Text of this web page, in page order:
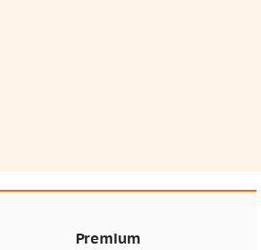
Premium